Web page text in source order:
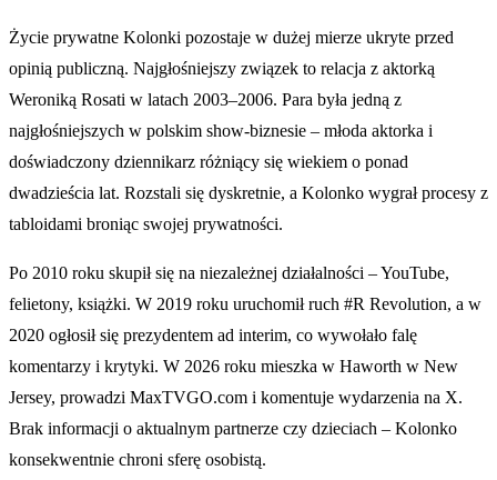
Życie prywatne Kolonki pozostaje w dużej mierze ukryte przed
opinią publiczną. Najgłośniejszy związek to relacja z aktorką
Weroniką Rosati w latach 2003–2006. Para była jedną z
najgłośniejszych w polskim show-biznesie – młoda aktorka i
doświadczony dziennikarz różniący się wiekiem o ponad
dwadzieścia lat. Rozstali się dyskretnie, a Kolonko wygrał procesy z
tabloidami broniąc swojej prywatności.
Po 2010 roku skupił się na niezależnej działalności – YouTube,
felietony, książki. W 2019 roku uruchomił ruch #R Revolution, a w
2020 ogłosił się prezydentem ad interim, co wywołało falę
komentarzy i krytyki. W 2026 roku mieszka w Haworth w New
Jersey, prowadzi MaxTVGO.com i komentuje wydarzenia na X.
Brak informacji o aktualnym partnerze czy dzieciach – Kolonko
konsekwentnie chroni sferę osobistą.